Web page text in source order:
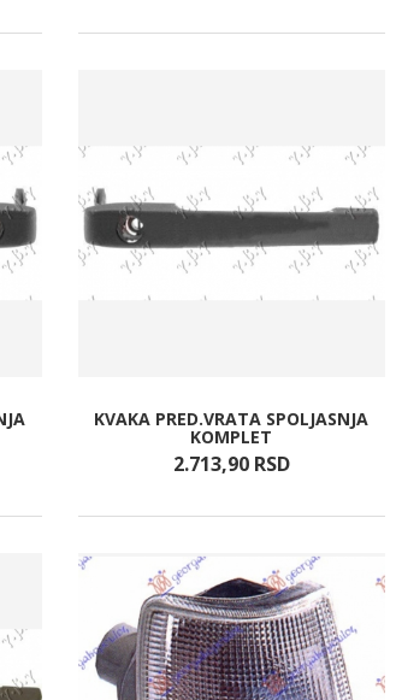
KVAKA PRED.VRATA SPOLJASNJA
KOMPLET
2.713,90 RSD